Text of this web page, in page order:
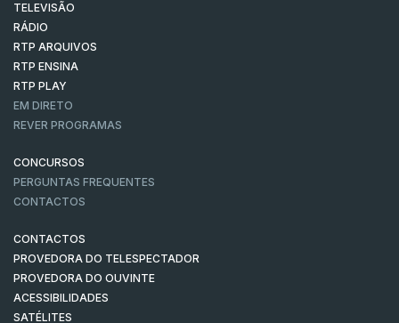
TELEVISÃO
RÁDIO
RTP ARQUIVOS
RTP ENSINA
RTP PLAY
EM DIRETO
REVER PROGRAMAS
CONCURSOS
PERGUNTAS FREQUENTES
CONTACTOS
CONTACTOS
PROVEDORA DO TELESPECTADOR
PROVEDORA DO OUVINTE
ACESSIBILIDADES
SATÉLITES